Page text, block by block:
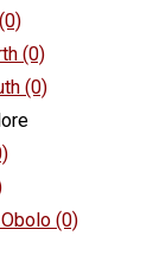
(0)
(0)
(0)
(0)